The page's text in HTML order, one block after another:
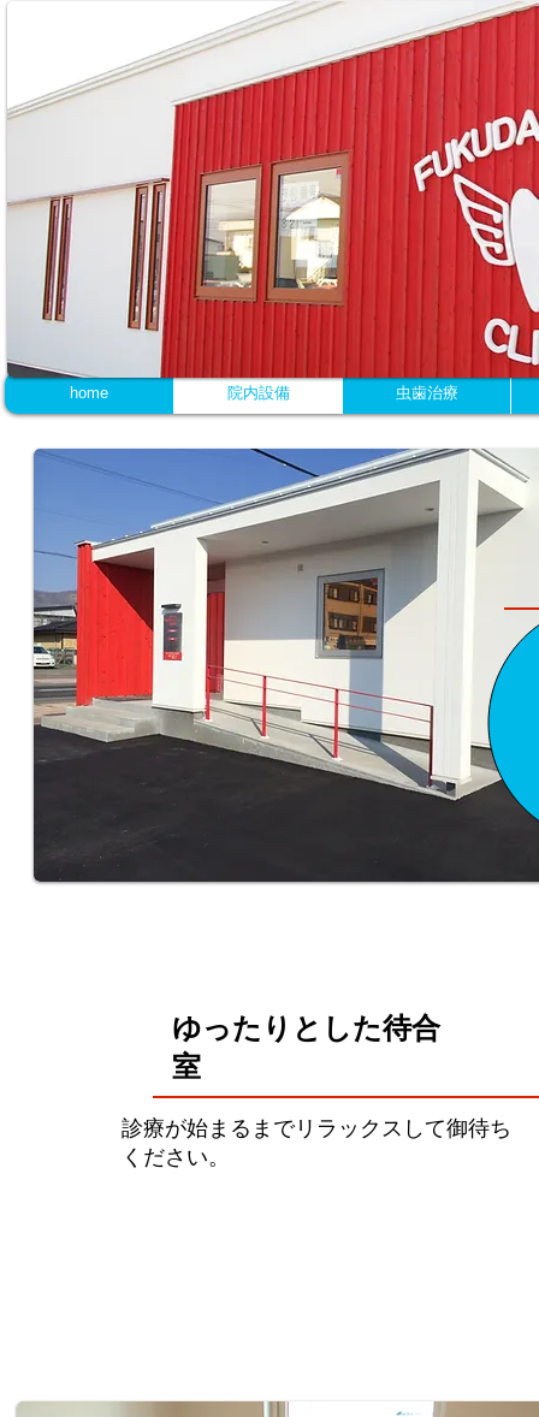
home 院内設備 虫歯治療
℡ 0142-82-3787
診療が始まるまでリラックスして御待ち
ください。
ゆったりとした待合
室